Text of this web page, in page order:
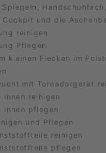
und die
reinigen
Pflegen
kleinen Flecken im
mit Tornadorgerät
reinigen
innen pflegen
und Pflegen
reinigen
pflegen